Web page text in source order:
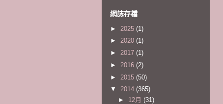
網誌存檔
► 2025 (1)
► 2020 (1)
► 2017 (1)
► 2016 (2)
► 2015 (50)
▼ 2014 (365)
► 12月 (31)